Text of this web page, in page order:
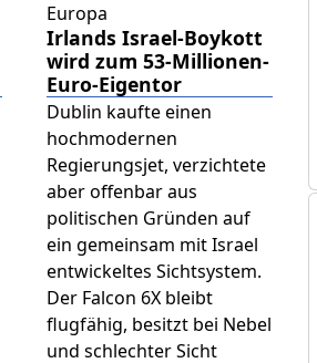
Europa
Irlands Israel-Boykott
wird zum 53-Millionen-
Euro-Eigentor
Dublin kaufte einen
hochmodernen
Regierungsjet, verzichtete
aber offenbar aus
politischen Gründen auf
ein gemeinsam mit Israel
entwickeltes Sichtsystem.
Der Falcon 6X bleibt
flugfähig, besitzt bei Nebel
und schlechter Sicht